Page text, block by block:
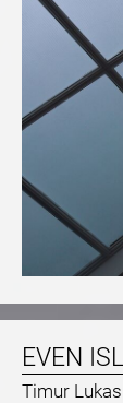
EVEN
Timur